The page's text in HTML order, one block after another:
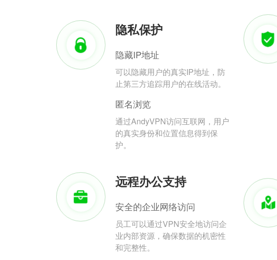
隐私保护
隐藏IP地址
可以隐藏用户的真实IP地址，防
止第三方追踪用户的在线活动。
匿名浏览
通过AndyVPN访问互联网，用户
的真实身份和位置信息得到保
护。
远程办公支持
安全的企业网络访问
员工可以通过VPN安全地访问企
业内部资源，确保数据的机密性
和完整性。